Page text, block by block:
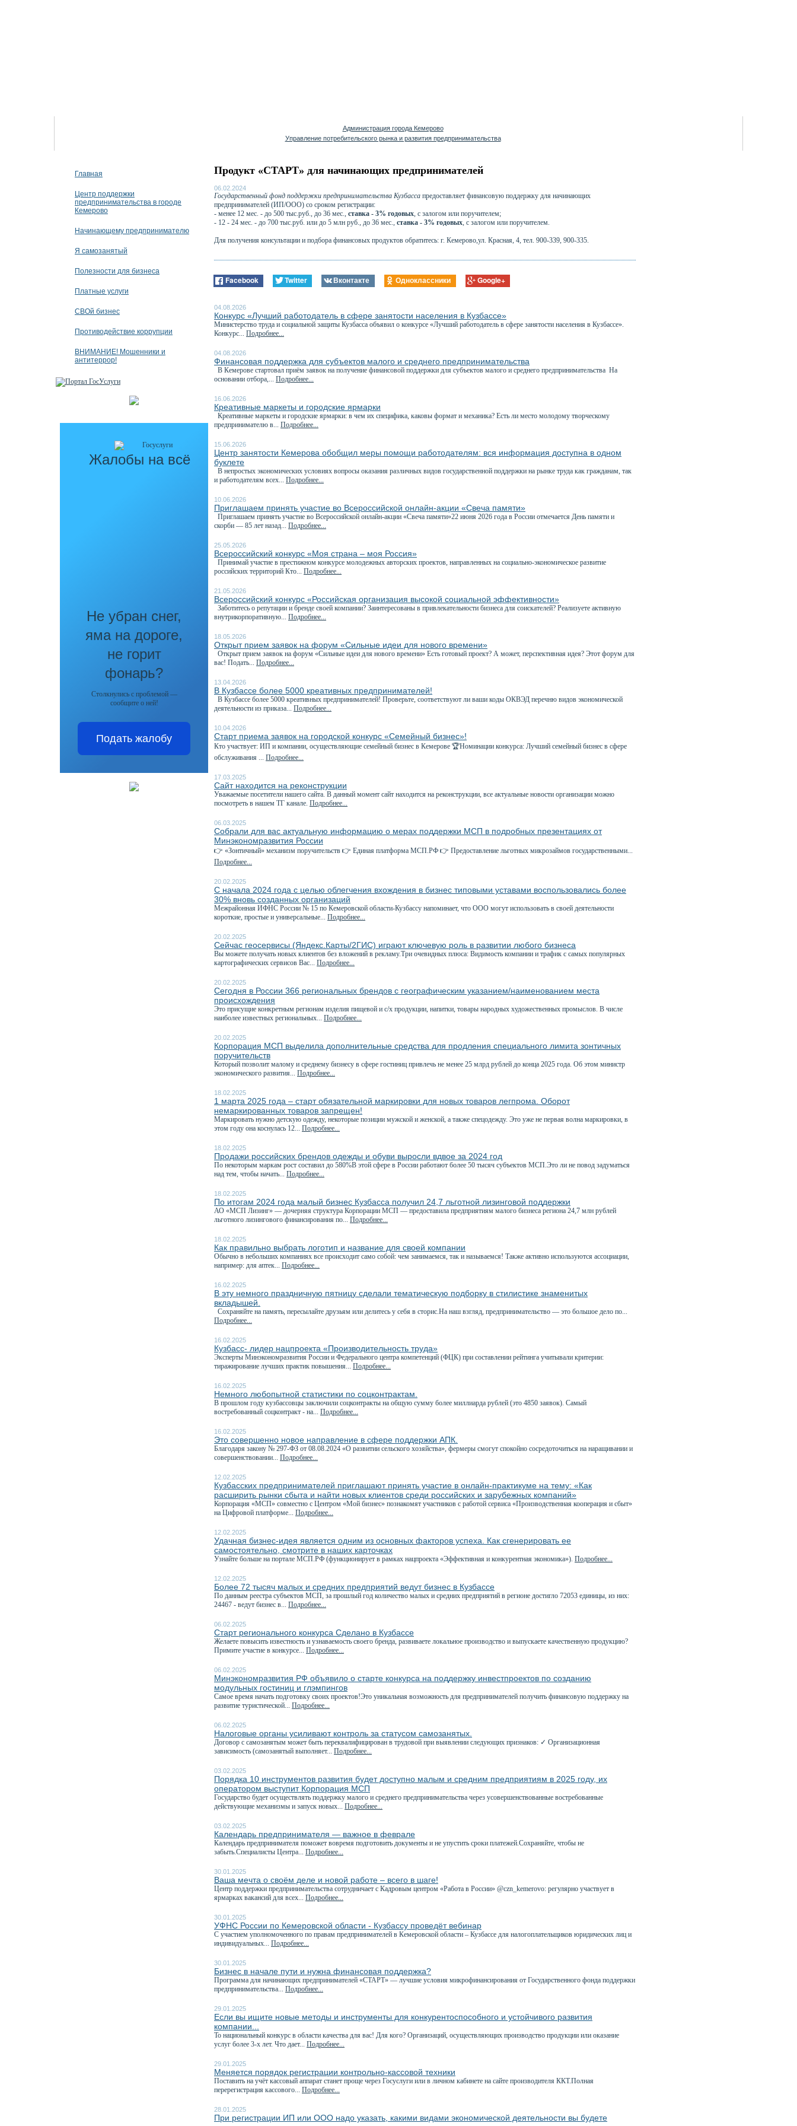
Администрация города Кемерово
Управление потребительского рынка и развития предпринимательства
Главная
Центр поддержки
предпринимательства в городе
Кемерово
Начинающему предпринимателю
Я самозанятый
Полезности для бизнеса
Платные услуги
СВОй бизнес
Противодействие коррупции
ВНИМАНИЕ! Мошенники и
антитеррор!
Жалобы на всё
Не убран снег,
яма на дороге,
не горит
фонарь?
Столкнулись с проблемой —
сообщите о ней!
Подать жалобу
Продукт «СТАРТ» для начинающих предпринимателей
06.02.2024
Государственный фонд поддержки предпринимательства Кузбасса предоставляет финансовую поддержку для начинающих
предпринимателей (ИП/ООО) со сроком регистрации:
- менее 12 мес. - до 500 тыс.руб., до 36 мес., ставка - 3% годовых, с залогом или поручителем;
- 12 - 24 мес. - до 700 тыс.руб. или до 5 млн руб., до 36 мес., ставка - 3% годовых, с залогом или поручителем.
Для получения консультации и подбора финансовых продуктов обратитесь: г. Кемерово,ул. Красная, 4, тел. 900-339, 900-335.
Facebook Twitter Вконтакте Одноклассники Google+
04.08.2026
Конкурс «Лучший работодатель в сфере занятости населения в Кузбассе»
Министерство труда и социальной защиты Кузбасса объявил о конкурсе «Лучший работодатель в сфере занятости населения в Кузбассе».
Конкурс... Подробнее...
04.08.2026
Финансовая поддержка для субъектов малого и среднего предпринимательства
В Кемерове стартовал приём заявок на получение финансовой поддержки для субъектов малого и среднего предпринимательства На
основании отбора,... Подробнее...
16.06.2026
Креативные маркеты и городские ярмарки
Креативные маркеты и городские ярмарки: в чем их специфика, каковы формат и механика? Есть ли место молодому творческому
предпринимателю в... Подробнее...
15.06.2026
Центр занятости Кемерова обобщил меры помощи работодателям: вся информация доступна в одном
буклете
В непростых экономических условиях вопросы оказания различных видов государственной поддержки на рынке труда как гражданам, так
и работодателям всех... Подробнее...
10.06.2026
Приглашаем принять участие во Всероссийской онлайн-акции «Свеча памяти»
Приглашаем принять участие во Всероссийской онлайн-акции «Свеча памяти»22 июня 2026 года в России отмечается День памяти и
скорби — 85 лет назад... Подробнее...
25.05.2026
Всероссийский конкурс «Моя страна – моя Россия»
Принимай участие в престижном конкурсе молодежных авторских проектов, направленных на социально-экономическое развитие
российских территорий Кто... Подробнее...
21.05.2026
Всероссийский конкурс «Российская организация высокой социальной эффективности»
Заботитесь о репутации и бренде своей компании? Заинтересованы в привлекательности бизнеса для соискателей? Реализуете активную
внутрикорпоративную... Подробнее...
18.05.2026
Открыт прием заявок на форум «Сильные идеи для нового времени»
Открыт прием заявок на форум «Сильные идеи для нового времени» Есть готовый проект? А может, перспективная идея? Этот форум для
вас! Подать... Подробнее...
13.04.2026
В Кузбассе более 5000 креативных предпринимателей!
В Кузбассе более 5000 креативных предпринимателей! Проверьте, соответствуют ли ваши коды ОКВЭД перечню видов экономической
деятельности из приказа... Подробнее...
10.04.2026
Старт приема заявок на городской конкурс «Семейный бизнес»!
Кто участвует: ИП и компании, осуществляющие семейный бизнес в Кемерове 🏆Номинации конкурса: Лучший семейный бизнес в сфере
обслуживания ... Подробнее...
17.03.2025
Сайт находится на реконструкции
Уважаемые посетители нашего сайта. В данный момент сайт находится на реконструкции, все актуальные новости организации можно
посмотреть в нашем ТГ канале. Подробнее...
06.03.2025
Собрали для вас актуальную информацию о мерах поддержки МСП в подробных презентациях от
Минэкономразвития России
👉 «Зонтичный» механизм поручительств 👉 Единая платформа МСП.РФ 👉 Предоставление льготных микрозаймов государственными...
Подробнее...
20.02.2025
С начала 2024 года с целью облегчения вхождения в бизнес типовыми уставами воспользовались более
30% вновь созданных организаций
Межрайонная ИФНС России № 15 по Кемеровской области-Кузбассу напоминает, что ООО могут использовать в своей деятельности
короткие, простые и универсальные... Подробнее...
20.02.2025
Сейчас геосервисы (Яндекс.Карты/2ГИС) играют ключевую роль в развитии любого бизнеса
Вы можете получать новых клиентов без вложений в рекламу.Три очевидных плюса: Видимость компании и трафик с самых популярных
картографических сервисов Вас... Подробнее...
20.02.2025
Сегодня в России 366 региональных брендов с географическим указанием/наименованием места
происхождения
Это присущие конкретным регионам изделия пищевой и с/х продукции, напитки, товары народных художественных промыслов. В числе
наиболее известных региональных... Подробнее...
20.02.2025
Корпорация МСП выделила дополнительные средства для продления специального лимита зонтичных
поручительств
Который позволит малому и среднему бизнесу в сфере гостиниц привлечь не менее 25 млрд рублей до конца 2025 года. Об этом министр
экономического развития... Подробнее...
18.02.2025
1 марта 2025 года – старт обязательной маркировки для новых товаров легпрома. Оборот
немаркированных товаров запрещен!
Маркировать нужно детскую одежду, некоторые позиции мужской и женской, а также спецодежду. Это уже не первая волна маркировки, в
этом году она коснулась 12... Подробнее...
18.02.2025
Продажи российских брендов одежды и обуви выросли вдвое за 2024 год
По некоторым маркам рост составил до 580%В этой сфере в России работают более 50 тысяч субъектов МСП.Это ли не повод задуматься
над тем, чтобы начать... Подробнее...
18.02.2025
По итогам 2024 года малый бизнес Кузбасса получил 24,7 льготной лизинговой поддержки
АО «МСП Лизинг» — дочерняя структура Корпорации МСП — предоставила предприятиям малого бизнеса региона 24,7 млн рублей
льготного лизингового финансирования по... Подробнее...
18.02.2025
Как правильно выбрать логотип и название для своей компании
Обычно в небольших компаниях все происходит само собой: чем занимаемся, так и называемся! Также активно используются ассоциации,
например: для аптек... Подробнее...
16.02.2025
В эту немного праздничную пятницу сделали тематическую подборку в стилистике знаменитых
вкладышей.
Сохраняйте на память, пересылайте друзьям или делитесь у себя в сторис.На наш взгляд, предпринимательство — это большое дело по...
Подробнее...
16.02.2025
Кузбасс- лидер нацпроекта «Производительность труда»
Эксперты Минэкономразвития России и Федерального центра компетенций (ФЦК) при составлении рейтинга учитывали критерии:
тиражирование лучших практик повышения... Подробнее...
16.02.2025
Немного любопытной статистики по соцконтрактам.
В прошлом году кузбассовцы заключили соцконтракты на общую сумму более миллиарда рублей (это 4850 заявок). Самый
востребованный соцконтракт - на... Подробнее...
16.02.2025
Это совершенно новое направление в сфере поддержки АПК.
Благодаря закону № 297-ФЗ от 08.08.2024 «О развитии сельского хозяйства», фермеры смогут спокойно сосредоточиться на наращивании и
совершенствовании... Подробнее...
12.02.2025
Кузбасских предпринимателей приглашают принять участие в онлайн-практикуме на тему: «Как
расширить рынки сбыта и найти новых клиентов среди российских и зарубежных компаний»
Корпорация «МСП» совместно с Центром «Мой бизнес» познакомят участников с работой сервиса «Производственная кооперация и сбыт»
на Цифровой платформе... Подробнее...
12.02.2025
Удачная бизнес-идея является одним из основных факторов успеха. Как сгенерировать ее
самостоятельно, смотрите в наших карточках
Узнайте больше на портале МСП.РФ (функционирует в рамках нацпроекта «Эффективная и конкурентная экономика»). Подробнее...
12.02.2025
Более 72 тысяч малых и средних предприятий ведут бизнес в Кузбассе
По данным реестра субъектов МСП, за прошлый год количество малых и средних предприятий в регионе достигло 72053 единицы, из них:
24467 - ведут бизнес в... Подробнее...
06.02.2025
Старт регионального конкурса Сделано в Кузбассе
Желаете повысить известность и узнаваемость своего бренда, развиваете локальное производство и выпускаете качественную продукцию?
Примите участие в конкурсе... Подробнее...
06.02.2025
Минэкономразвития РФ объявило о старте конкурса на поддержку инвестпроектов по созданию
модульных гостиниц и глэмпингов
Самое время начать подготовку своих проектов!Это уникальная возможность для предпринимателей получить финансовую поддержку на
развитие туристической... Подробнее...
06.02.2025
Налоговые органы усиливают контроль за статусом самозанятых.
Договор с самозанятым может быть переквалифицирован в трудовой при выявлении следующих признаков: ✓ Организационная
зависимость (самозанятый выполняет... Подробнее...
03.02.2025
Порядка 10 инструментов развития будет доступно малым и средним предприятиям в 2025 году, их
оператором выступит Корпорация МСП
Государство будет осуществлять поддержку малого и среднего предпринимательства через усовершенствованные востребованные
действующие механизмы и запуск новых... Подробнее...
03.02.2025
Календарь предпринимателя — важное в феврале
Календарь предпринимателя поможет вовремя подготовить документы и не упустить сроки платежей.Сохраняйте, чтобы не
забыть.Специалисты Центра... Подробнее...
30.01.2025
Ваша мечта о своём деле и новой работе – всего в шаге!
Центр поддержки предпринимательства сотрудничает с Кадровым центром «Работа в России» @czn_kemerovo: регулярно участвует в
ярмарках вакансий для всех... Подробнее...
30.01.2025
УФНС России по Кемеровской области - Кузбассу проведёт вебинар
C участием уполномоченного по правам предпринимателей в Кемеровской области – Кузбассе для налогоплательщиков юридических лиц и
индивидуальных... Подробнее...
30.01.2025
Бизнес в начале пути и нужна финансовая поддержка?
Программа для начинающих предпринимателей «СТАРТ» — лучшие условия микрофинансирования от Государственного фонда поддержки
предпринимательства... Подробнее...
29.01.2025
Если вы ищите новые методы и инструменты для конкурентоспособного и устойчивого развития
компании...
То национальный конкурс в области качества для вас! Для кого? Организаций, осуществляющих производство продукции или оказание
услуг более 3-х лет. Что дает... Подробнее...
29.01.2025
Меняется порядок регистрации контрольно-кассовой техники
Поставить на учёт кассовый аппарат станет проще через Госуслуги или в личном кабинете на сайте производителя ККТ.Полная
перерегистрация кассового... Подробнее...
28.01.2025
При регистрации ИП или ООО надо указать, какими видами экономической деятельности вы будете